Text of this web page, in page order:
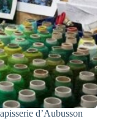
d’Aubusson